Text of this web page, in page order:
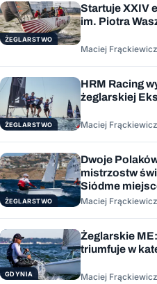
ŻEGLARSTWO
Startuje XXIV
im. Piotra
Maciej Frąckiewicz
ŻEGLARSTWO
HRM Racing
żeglarskiej
Maciej Frąckiewicz
ŻEGLARSTWO
Dwoje
mistrzostw
Siódme
Maciej Frąckiewicz
GDYNIA
Żeglarskie
triumfuje w
Maciej Frąckiewicz